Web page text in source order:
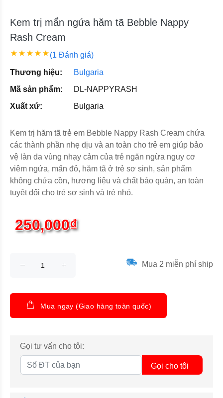
Kem trị mẩn ngứa hăm tã Bebble Nappy
Rash Cream
(1 Đánh giá)
Thương hiệu:
Bulgaria
Mã sản phẩm:
DL-NAPPYRASH
Xuất xứ:
Bulgaria
Kem trị hăm tã trẻ em Bebble Nappy Rash Cream chứa
các thành phần nhẹ dịu và an toàn cho trẻ em giúp bảo
vệ làn da vùng nhạy cảm của trẻ ngăn ngừa nguy cơ
viêm ngứa, mẩn đỏ, hăm tã ở trẻ sơ sinh, sản phẩm
không chứa cồn, hương liệu và chất bảo quản, an toàn
tuyệt đối cho trẻ sơ sinh và trẻ nhỏ.
250,000₫
Mua 2 miễn phí ship
Mua ngay (Giao hàng toàn quốc)
Gọi tư vấn cho tôi:
Gọi cho tôi